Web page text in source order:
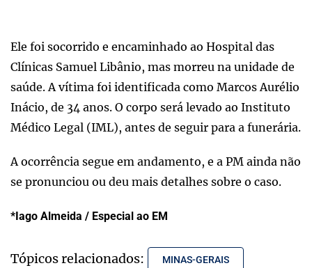
Ele foi socorrido e encaminhado ao Hospital das
Clínicas Samuel Libânio, mas morreu na unidade de
saúde. A vítima foi identificada como Marcos Aurélio
Inácio, de 34 anos. O corpo será levado ao Instituto
Médico Legal (IML), antes de seguir para a funerária.
A ocorrência segue em andamento, e a PM ainda não
se pronunciou ou deu mais detalhes sobre o caso.
*Iago Almeida / Especial ao EM
Tópicos relacionados: MINAS-GERAIS